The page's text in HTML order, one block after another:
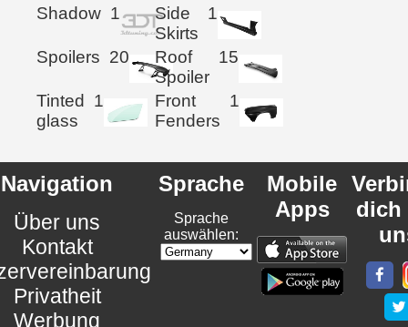
Shadow 1
Side
Skirts
1
Spoilers 20
Roof
Spoiler
15
Tinted
glass
1
Front
Fenders
1
Navigation
Über uns
Kontakt
Privatheit
Werbung
Sprache
Sprache
auswählen:
Mobile
Apps
dich